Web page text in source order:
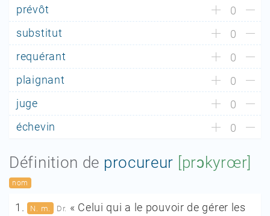
prévôt
0
substitut
0
requérant
0
plaignant
0
juge
0
échevin
0
Définition de procureur [prɔkyrœr]
nom
1. N. m. Dr. « Celui qui a le pouvoir de gérer les